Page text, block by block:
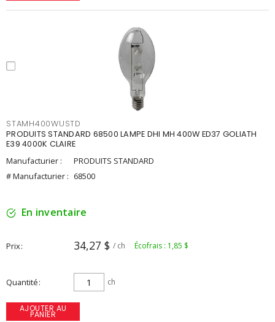
STAMH400WUSTD
PRODUITS STANDARD 68500 LAMPE DHI MH 400W ED37 GOLIATH
E39 4000K CLAIRE
Manufacturier :
PRODUITS STANDARD
# Manufacturier : 68500
En inventaire
Prix 34,27 $ / ch Écofrais : 1,85 $
Quantité ch
AJOUTER AU
PANIER